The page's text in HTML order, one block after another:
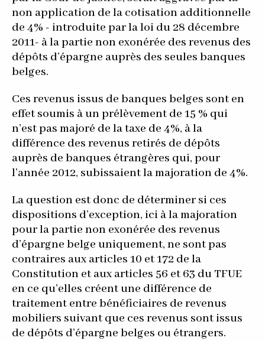
non application de la cotisation additionnelle
de 4% - introduite par la loi du 28 décembre
2011- à la partie non exonérée des revenus des
dépôts d’épargne auprès des seules banques
belges.
Ces revenus issus de banques belges sont en
effet soumis à un prélèvement de 15 % qui
n’est pas majoré de la taxe de 4%, à la
différence des revenus retirés de dépôts
auprès de banques étrangères qui, pour
l’année 2012, subissaient la majoration de 4%.
La question est donc de déterminer si ces
dispositions d’exception, ici à la majoration
pour la partie non exonérée des revenus
d’épargne belge uniquement, ne sont pas
contraires aux articles 10 et 172 de la
Constitution et aux articles 56 et 63 du TFUE
en ce qu’elles créent une différence de
traitement entre bénéficiaires de revenus
mobiliers suivant que ces revenus sont issus
de dépôts d’épargne belges ou étrangers.